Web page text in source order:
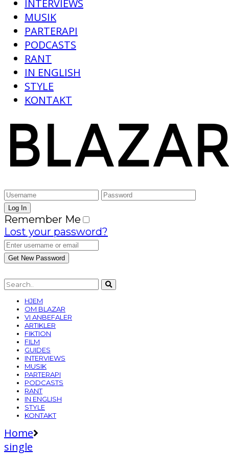
INTERVIEWS
MUSIK
PARTERAPI
PODCASTS
RANT
IN ENGLISH
STYLE
KONTAKT
Remember Me
Lost your password?
HJEM
OM BLAZAR
VI ANBEFALER
ARTIKLER
FIKTION
FILM
GUIDES
INTERVIEWS
MUSIK
PARTERAPI
PODCASTS
RANT
IN ENGLISH
STYLE
KONTAKT
Home
single